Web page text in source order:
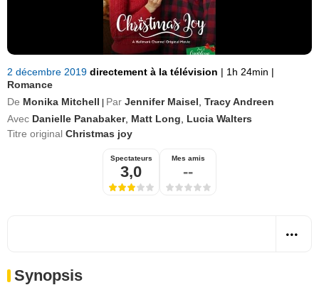
2 décembre 2019 directement à la télévision | 1h 24min |
Romance
De Monika Mitchell Par Jennifer Maisel Tracy Andreen
Avec Danielle Panabaker, Matt Long
Lucia Walters
Titre original Christmas joy
Spectateurs
3,0
Mes amis
--
Synopsis